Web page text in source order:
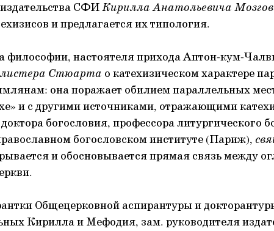
СФИКирилла Анатольевича
и предлагается их типология.
философии, настоятеля прихода Аптон-кум-
Стюарта о катехизическом характере
она поражает обилием параллельных
и с другими источниками, отражающими
доктора богословия, профессора литургического
богословском институте (Париж),
и обосновывается прямая связь между
Общецерковной аспирантуры и
Кирилла и Мефодия, зам. руководителя